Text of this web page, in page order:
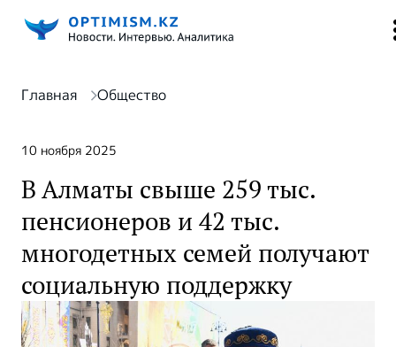
Главная Общество
10 ноября 2025
В Алматы свыше 259 тыс.
пенсионеров и 42 тыс.
многодетных семей получают
социальную поддержку